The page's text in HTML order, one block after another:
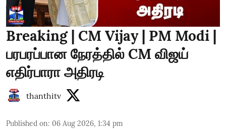
Breaking | CM Vijay | PM Modi |
பரபரப்பான நேரத்தில் CM விஜய்
எதிர்பாரா அதிரடி
thanthitv
Published on: 06 Aug 2026, 1:34 pm